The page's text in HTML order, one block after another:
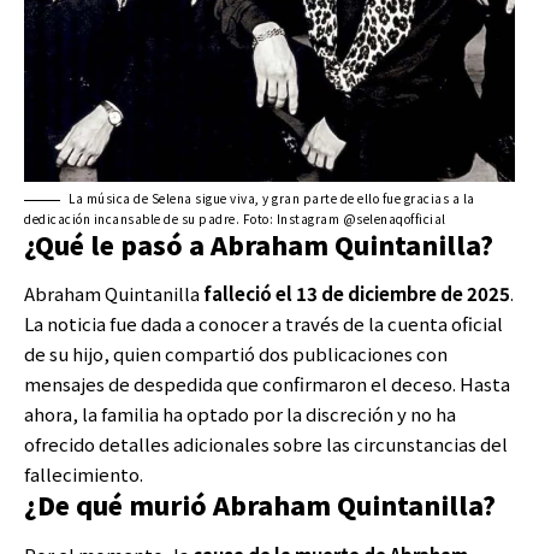
La música de Selena sigue viva, y gran parte de ello fue gracias a la
dedicación incansable de su padre. Foto: Instagram @selenaqofficial
¿Qué le pasó a Abraham Quintanilla?
Abraham Quintanillafalleció el 13 de diciembre de 2025.
La noticia fue dada a conocer a través de la cuenta oficial
de su hijo, quien compartió dos publicaciones con
mensajes de despedida que confirmaron el deceso. Hasta
ahora, la familia ha optado por la discreción y no ha
ofrecido detalles adicionales sobre las circunstancias del
fallecimiento.
¿De qué murió Abraham Quintanilla?